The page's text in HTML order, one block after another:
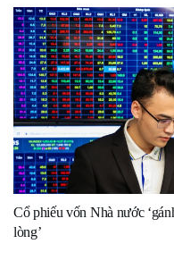
Cổ phiếu vốn Nhà nước
lòng’